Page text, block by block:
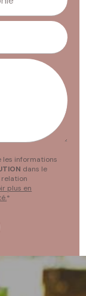
les informations
dans le
plus en
*